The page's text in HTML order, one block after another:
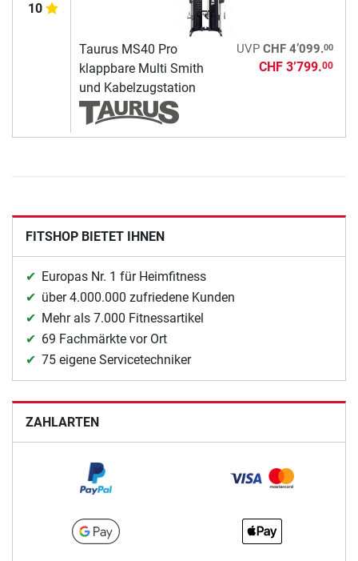
10
Taurus MS40 Pro
klappbare Multi Smith
und Kabelzugstation
UVP CHF 4’099.00
CHF 3’799.00
FITSHOP BIETET IHNEN
Europas Nr. 1 für Heimfitness
über 4.000.000 zufriedene Kunden
Mehr als 7.000 Fitnessartikel
69 Fachmärkte vor Ort
75 eigene Servicetechniker
ZAHLARTEN